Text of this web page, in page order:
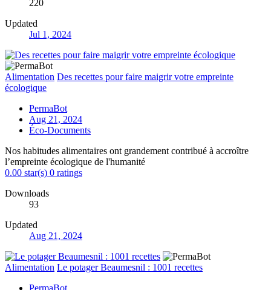
220
Updated
Jul 1, 2024
Alimentation Des recettes pour faire maigrir votre empreinte
écologique
PermaBot
Aug 21, 2024
Éco-Documents
Nos habitudes alimentaires ont grandement contribué à accroître
l’empreinte écologique de l'humanité
0.00 star(s) 0 ratings
Downloads
93
Updated
Aug 21, 2024
Alimentation Le potager Beaumesnil : 1001 recettes
PermaBot